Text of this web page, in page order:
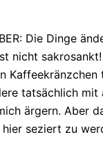
Die Dinge
nicht
tatsächlich mit
ärgern. Aber
seziert zu